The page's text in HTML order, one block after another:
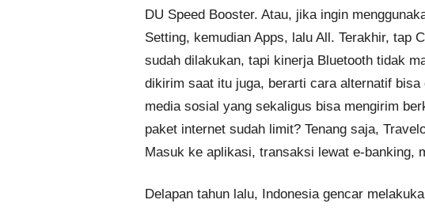
DU Speed Booster. Atau, jika ingin
Setting, kemudian Apps, lalu All. Terakhir, tap
sudah dilakukan, tapi kinerja Bluetooth tidak
dikirim saat itu juga, berarti cara alternatif
media sosial yang sekaligus bisa mengirim
paket internet sudah limit? Tenang saja,
Masuk ke aplikasi, transaksi lewat e-banking,
Delapan tahun lalu, Indonesia gencar